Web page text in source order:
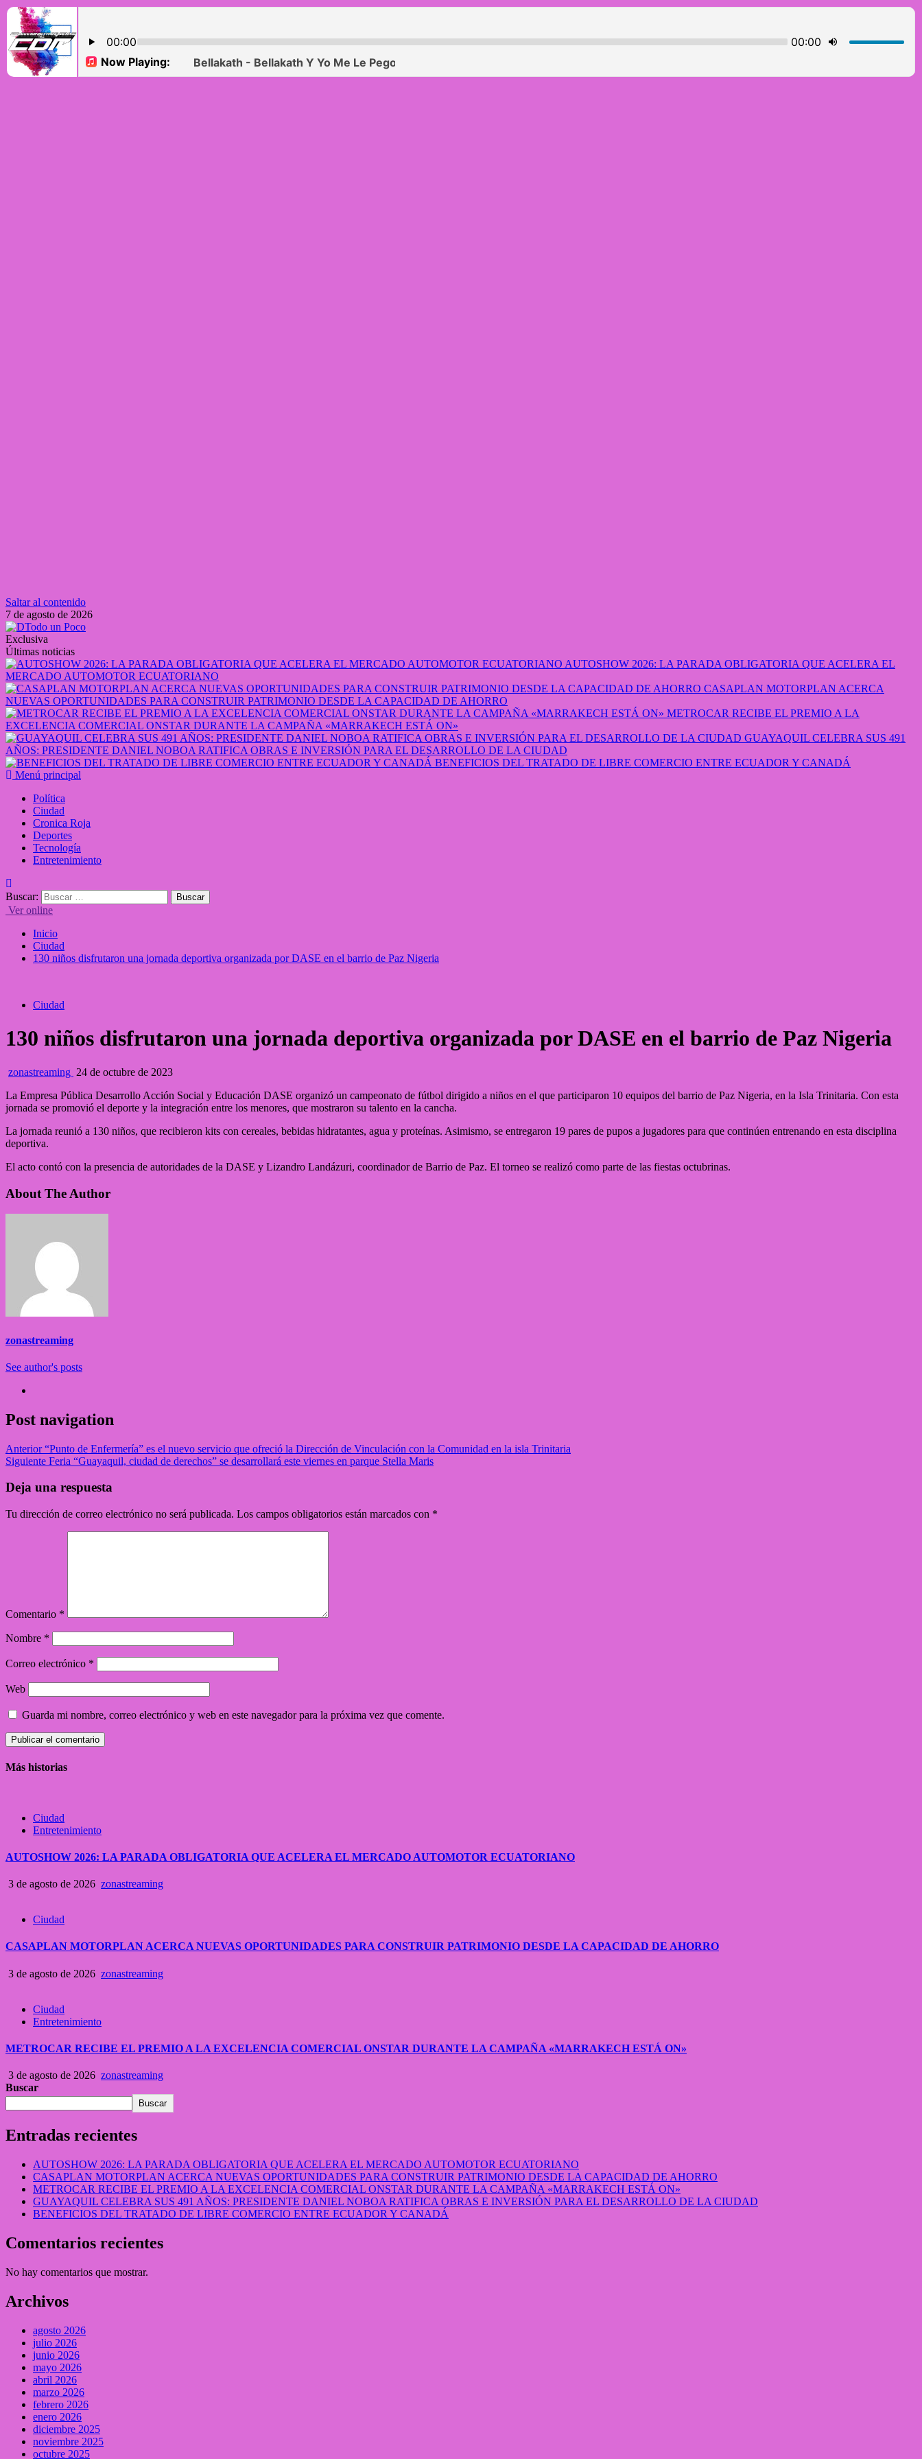
Saltar al contenido
7 de agosto de 2026
Exclusiva
Últimas noticias
AUTOSHOW 2026: LA PARADA OBLIGATORIA QUE ACELERA EL
MERCADO AUTOMOTOR ECUATORIANO
CASAPLAN MOTORPLAN ACERCA
NUEVAS OPORTUNIDADES PARA CONSTRUIR PATRIMONIO DESDE LA CAPACIDAD DE AHORRO
METROCAR RECIBE EL PREMIO A LA
EXCELENCIA COMERCIAL ONSTAR DURANTE LA CAMPAÑA «MARRAKECH ESTÁ ON»
GUAYAQUIL CELEBRA SUS 491
AÑOS: PRESIDENTE DANIEL NOBOA RATIFICA OBRAS E INVERSIÓN PARA EL DESARROLLO DE LA CIUDAD
BENEFICIOS DEL TRATADO DE LIBRE COMERCIO ENTRE ECUADOR Y CANADÁ
Menú principal
Política
Ciudad
Cronica Roja
Deportes
Tecnología
Entretenimiento
Buscar:
Ver online
Inicio
Ciudad
130 niños disfrutaron una jornada deportiva organizada por DASE en el barrio de Paz Nigeria
Ciudad
130 niños disfrutaron una jornada deportiva organizada por DASE en el barrio de Paz Nigeria
zonastreaming 24 de octubre de 2023
La Empresa Pública Desarrollo Acción Social y Educación DASE organizó un campeonato de fútbol dirigido a niños en el que participaron 10 equipos del barrio de Paz Nigeria, en la Isla Trinitaria. Con esta
jornada se promovió el deporte y la integración entre los menores, que mostraron su talento en la cancha.
La jornada reunió a 130 niños, que recibieron kits con cereales, bebidas hidratantes, agua y proteínas. Asimismo, se entregaron 19 pares de pupos a jugadores para que continúen entrenando en esta disciplina
deportiva.
El acto contó con la presencia de autoridades de la DASE y Lizandro Landázuri, coordinador de Barrio de Paz. El torneo se realizó como parte de las fiestas octubrinas.
About The Author
zonastreaming
See author's posts
Post navigation
Anterior“Punto de Enfermería” es el nuevo servicio que ofreció la Dirección de Vinculación con la Comunidad en la isla Trinitaria
Siguiente Feria “Guayaquil, ciudad de derechos” se desarrollará este viernes en parque Stella Maris
Deja una respuesta
Tu dirección de correo electrónico no será publicada. Los campos obligatorios están marcados con *
Comentario *
Nombre *
Correo electrónico *
Web
Guarda mi nombre, correo electrónico y web en este navegador para la próxima vez que comente.
Más historias
Ciudad
Entretenimiento
AUTOSHOW 2026: LA PARADA OBLIGATORIA QUE ACELERA EL MERCADO AUTOMOTOR ECUATORIANO
3 de agosto de 2026 zonastreaming
Ciudad
CASAPLAN MOTORPLAN ACERCA NUEVAS OPORTUNIDADES PARA CONSTRUIR PATRIMONIO DESDE LA CAPACIDAD DE AHORRO
3 de agosto de 2026 zonastreaming
Ciudad
Entretenimiento
METROCAR RECIBE EL PREMIO A LA EXCELENCIA COMERCIAL ONSTAR DURANTE LA CAMPAÑA «MARRAKECH ESTÁ ON»
3 de agosto de 2026 zonastreaming
Buscar
Buscar
Entradas recientes
AUTOSHOW 2026: LA PARADA OBLIGATORIA QUE ACELERA EL MERCADO AUTOMOTOR ECUATORIANO
CASAPLAN MOTORPLAN ACERCA NUEVAS OPORTUNIDADES PARA CONSTRUIR PATRIMONIO DESDE LA CAPACIDAD DE AHORRO
METROCAR RECIBE EL PREMIO A LA EXCELENCIA COMERCIAL ONSTAR DURANTE LA CAMPAÑA «MARRAKECH ESTÁ ON»
GUAYAQUIL CELEBRA SUS 491 AÑOS: PRESIDENTE DANIEL NOBOA RATIFICA OBRAS E INVERSIÓN PARA EL DESARROLLO DE LA CIUDAD
BENEFICIOS DEL TRATADO DE LIBRE COMERCIO ENTRE ECUADOR Y CANADÁ
Comentarios recientes
No hay comentarios que mostrar.
Archivos
agosto 2026
julio 2026
junio 2026
mayo 2026
abril 2026
marzo 2026
febrero 2026
enero 2026
diciembre 2025
noviembre 2025
octubre 2025